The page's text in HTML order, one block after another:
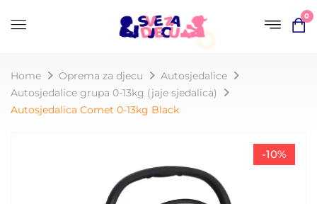
0
Home Oprema za djecu
Autosjedalice
Autosjedalice grupa 0-13kg (jaje sjedalica)
Autosjedalica Comet 0-13kg Black
-10%